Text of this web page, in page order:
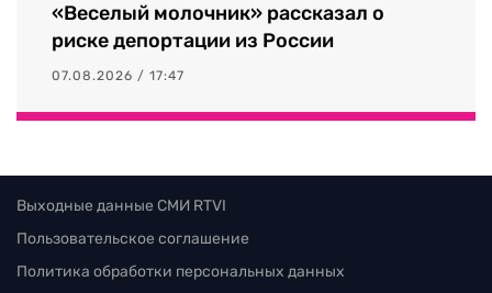
«Веселый молочник» рассказал о
риске депортации из России
07.08.2026 / 17:47
Выходные данные СМИ RTVI
Пользовательское соглашение
Политика обработки персональных данных